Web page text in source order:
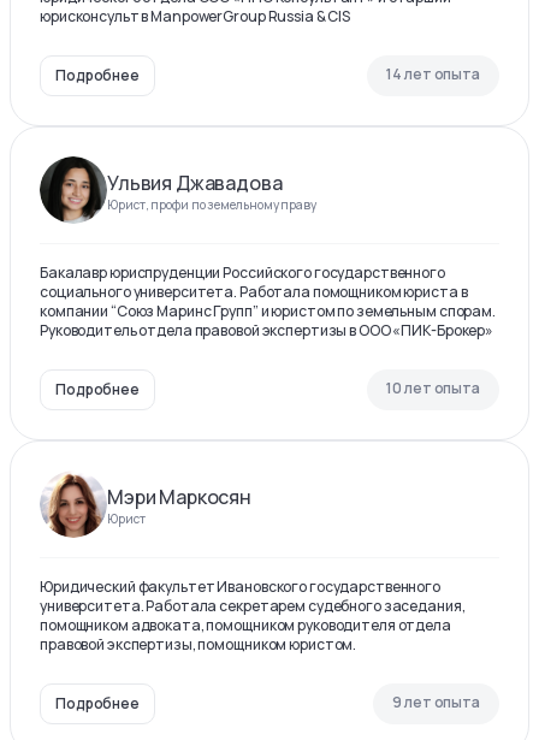
юрисконсульт в ManpowerGroup Russia & CIS
Подробнее 14 лет опыта
Ульвия Джавадова
Юрист, профи по земельному праву
Бакалавр юриспруденции Российского государственного
социального университета. Работала помощником юриста в
компании “Союз Маринс Групп” и юристом по земельным спорам.
Руководитель отдела правовой экспертизы в ООО «ПИК-Брокер»
Подробнее 10 лет опыта
Мэри Маркосян
Юрист
Юридический факультет Ивановского государственного
университета. Работала секретарем судебного заседания,
помощником адвоката, помощником руководителя отдела
правовой экспертизы, помощником юристом.
Подробнее 9 лет опыта